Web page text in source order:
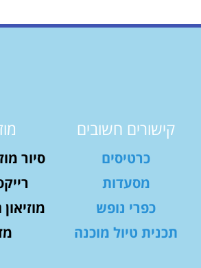
קישורים חשובים
כרטיסים
מסעדות
כפרי נופש
תכנית טיול מוכנה
סיור